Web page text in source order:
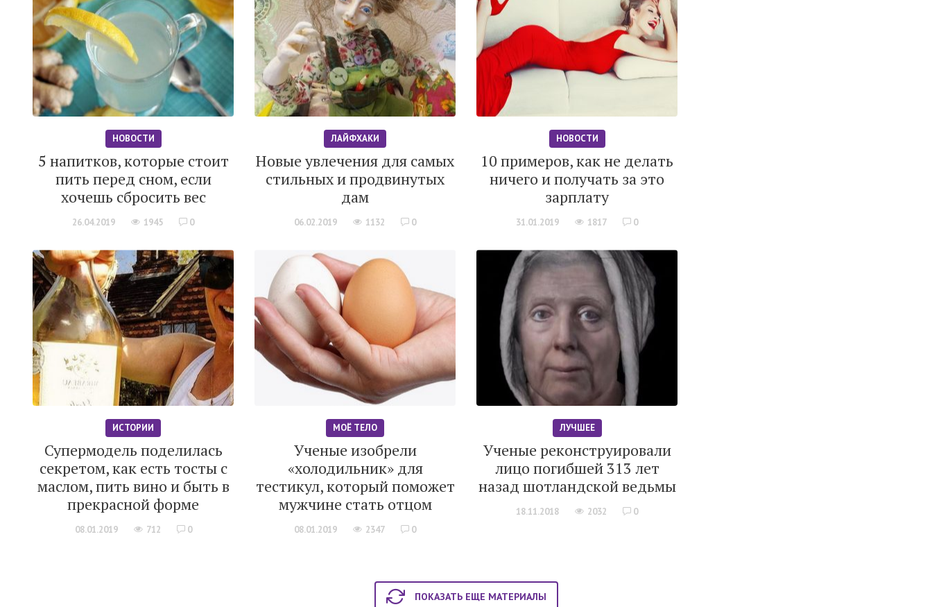
НОВОСТИ
5 напитков, которые стоит
пить перед сном, если
хочешь сбросить вес
26.04.2019 1945 0
ЛАЙФХАКИ
Новые увлечения для самых
стильных и продвинутых
дам
06.02.2019 1132 0
НОВОСТИ
10 примеров, как не делать
ничего и получать за это
зарплату
31.01.2019 1817 0
ИСТОРИИ
Супермодель поделилась
секретом, как есть тосты с
маслом, пить вино и быть в
прекрасной форме
08.01.2019 712 0
МОЁ ТЕЛО
Ученые изобрели
«холодильник» для
тестикул, который поможет
мужчине стать отцом
08.01.2019 2347 0
ЛУЧШЕЕ
Ученые реконструировали
лицо погибшей 313 лет
назад шотландской ведьмы
18.11.2018 2032 0
ПОКАЗАТЬ ЕЩЕ МАТЕРИАЛЫ